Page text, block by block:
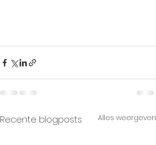
Recente blogposts Alles weergeven